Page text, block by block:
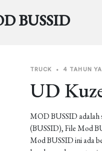
BUSSID
TRUCK • 4 TAHUN
UD
MOD BUSSID adalah
(BUSSID), File Mod
Mod BUSSID ini ada